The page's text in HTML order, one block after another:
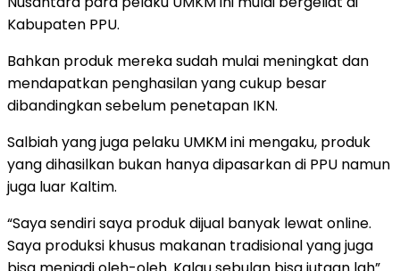
Kabupaten PPU.
Bahkan produk mereka sudah mulai meningkat dan
mendapatkan penghasilan yang cukup besar
dibandingkan sebelum penetapan IKN.
Salbiah yang juga pelaku UMKM ini mengaku, produk
yang dihasilkan bukan hanya dipasarkan di PPU namun
juga luar Kaltim.
“Saya sendiri saya produk dijual banyak lewat online.
Saya produksi khusus makanan tradisional yang juga